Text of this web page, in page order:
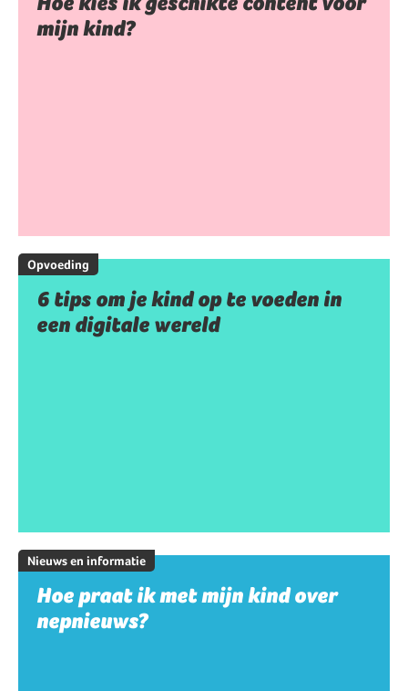
mijn kind?
Opvoeding
6 tips om je kind op te voeden in
een digitale wereld
Nieuws en informatie
Hoe praat ik met mijn kind over
nepnieuws?